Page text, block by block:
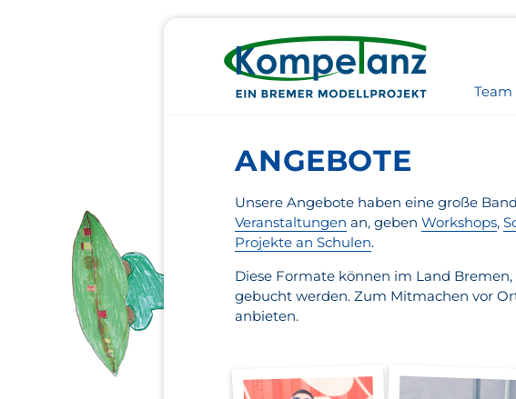
Team
ANGEBOTE
Unsere Angebote haben eine große
Veranstaltungen an, gebenWorkshops,
Projekte an Schulen.
Diese Formate können im Land
gebucht werden. Zum Mitmachen vor
anbieten.